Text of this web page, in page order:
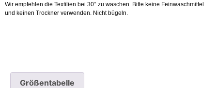
Wir empfehlen die Textilien bei 30° zu waschen. Bitte keine Feinwaschmittel
und keinen Trockner verwenden. Nicht bügeln.
Größentabelle